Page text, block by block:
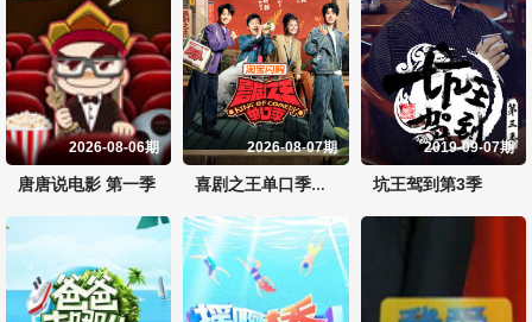
2026-08-06期
唐唐说电影 第一季
2026-08-07期
喜剧之王单口季第3季
2019-09-07期
坑王驾到第3季